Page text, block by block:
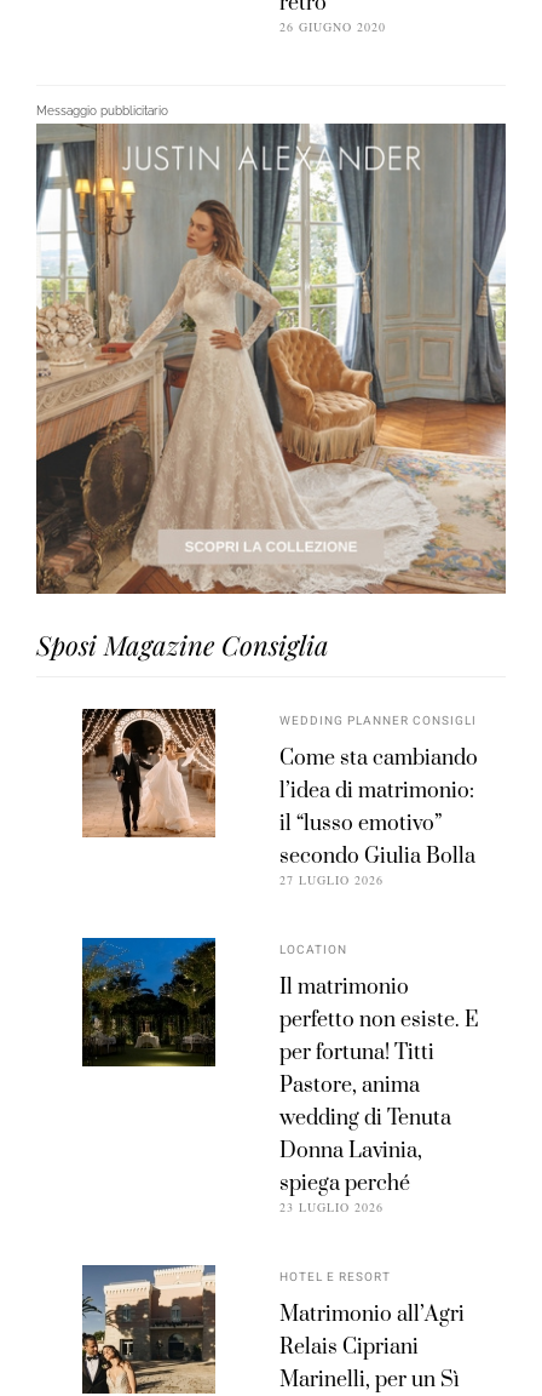
26 GIUGNO 2020
Messaggio pubblicitario
Sposi Magazine Consiglia
WEDDING PLANNER CONSIGLI
Come sta cambiando
l’idea di matrimonio:
il “lusso emotivo”
secondo Giulia Bolla
27 LUGLIO 2026
LOCATION
Il matrimonio
perfetto non esiste. E
per fortuna! Titti
Pastore, anima
wedding di Tenuta
Donna Lavinia,
spiega perché
23 LUGLIO 2026
HOTEL E RESORT
Matrimonio all’Agri
Relais Cipriani
Marinelli, per un Sì